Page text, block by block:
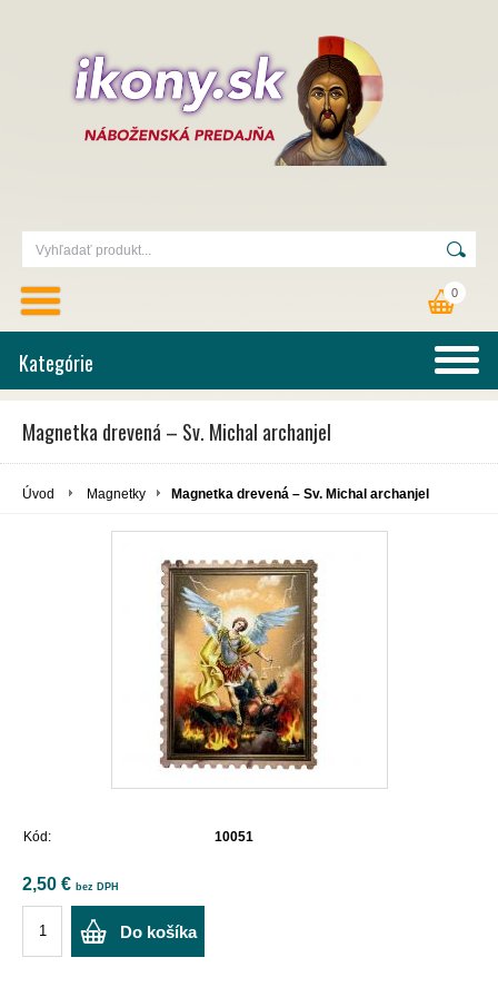
0
Kategórie
Magnetka drevená – Sv. Michal archanjel
Úvod Magnetky Magnetka drevená – Sv. Michal archanjel
Kód: 10051
2,50 € bez DPH
Do košíka